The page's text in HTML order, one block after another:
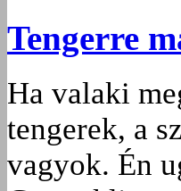
Tengerre
Ha valaki
tengerek, a
vagyok. Én